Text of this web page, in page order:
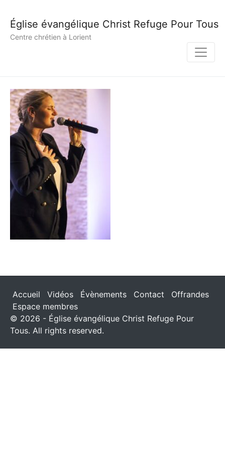
Église évangélique Christ Refuge Pour Tous
Centre chrétien à Lorient
Accueil Vidéos Évènements Contact
Offrandes
Espace membres
© 2026 - Église évangélique Christ Refuge Pour
Tous. All rights reserved.